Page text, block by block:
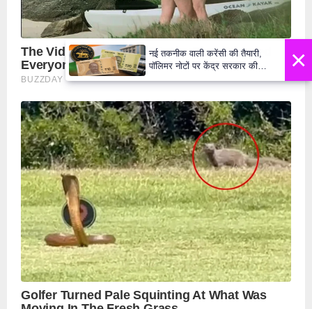
×
नई तकनीक वाली करेंसी की तैयारी,
पॉलिमर नोटों पर केंद्र सरकार की
मुहर,जल्द बाजार में दिखेंगे प्लास्टिक के
Manch PM Modi U